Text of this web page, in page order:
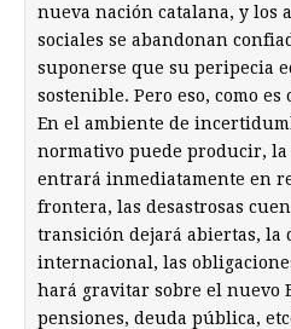
nueva nación catalana, y los
sociales se abandonan
suponerse que su peripecia
sostenible. Pero eso, como es
En el ambiente de
normativo puede producir, la
entrará inmediatamente en
frontera, las desastrosas
transición dejará abiertas, la
internacional, las
hará gravitar sobre el nuevo
pensiones, deuda pública,